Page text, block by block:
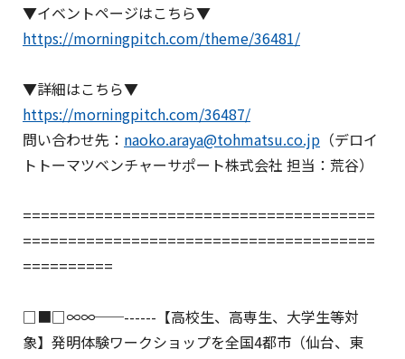
▼イベントページはこちら▼
https://morningpitch.com/theme/36481/
▼詳細はこちら▼
https://morningpitch.com/36487/
問い合わせ先： naoko.araya@tohmatsu.co.jp （デロイ
トトーマツベンチャーサポート株式会社 担当：荒谷）
=======================================
=======================================
==========
□■□∞∞──------【高校生、高専生、大学生等対
象】発明体験ワークショップを全国4都市（仙台、東